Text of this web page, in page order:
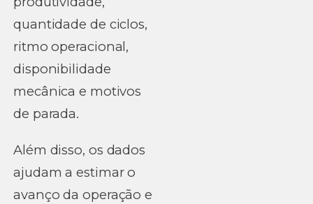
quantidade de ciclos,
ritmo operacional,
disponibilidade
mecânica e motivos
de parada.
Além disso, os dados
ajudam a estimar o
avanço da operação e